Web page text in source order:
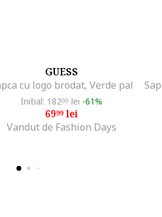
GUESS
cu logo brodat, Verde pal
Initial: 18200 lei -61%
6999lei
Vandut de Fashion Days